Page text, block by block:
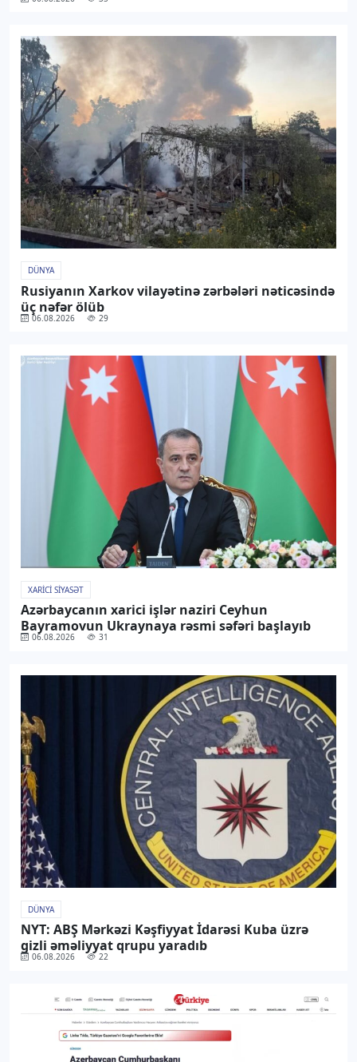
DÜNYA
Rusiyanın Xarkov vilayətinə zərbələri nəticəsində
üç nəfər ölüb
06.08.2026 29
XARICI SIYASƏT
Azərbaycanın xarici işlər naziri Ceyhun
Bayramovun Ukraynaya rəsmi səfəri başlayıb
06.08.2026 31
DÜNYA
NYT: ABŞ Mərkəzi Kəşfiyyat İdarəsi Kuba üzrə
gizli əməliyyat qrupu yaradıb
06.08.2026 22